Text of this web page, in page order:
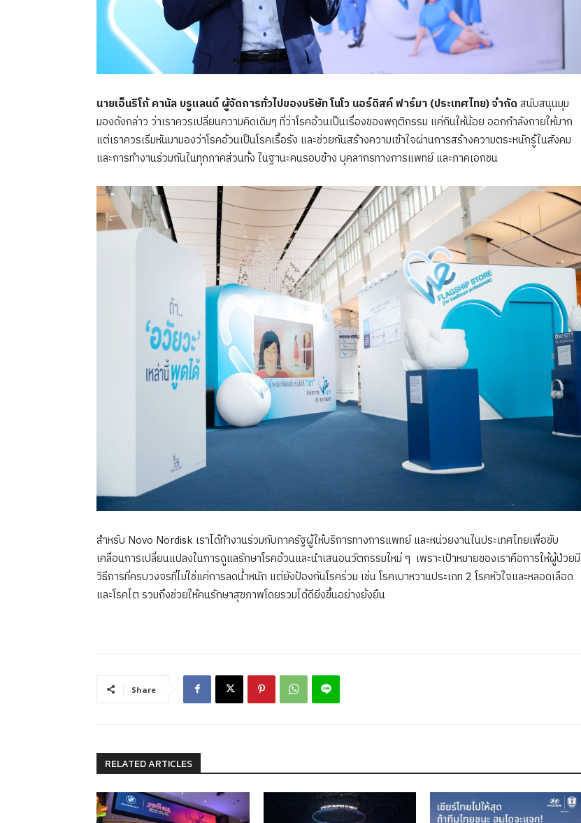
นายเอ็นริโก้ คานัล บรูแลนด์ ผู้จัดการทั่วไปของบริษัท โนโว นอร์ดิสค์ ฟาร์มา (ประเทศไทย) จำกัด สนับสนุนมุม
มองดังกล่าว ว่าเราควรเปลี่ยนความคิดเดิมๆ ที่ว่าโรคอ้วนเป็นเรื่องของพฤติกรรม แค่กินให้น้อย ออกกำลังกายให้มาก
แต่เราควรเริ่มหันมามองว่าโรคอ้วนเป็นโรคเรื้อรัง และช่วยกันสร้างความเข้าใจผ่านการสร้างความตระหนักรู้ในสังคม
และการทำงานร่วมกันในทุกภาคส่วนทั้ง ในฐานะคนรอบข้าง บุคลากรทางการแพทย์ และภาคเอกชน
สำหรับ Novo Nordisk เราได้ทำงานร่วมกับภาครัฐผู้ให้บริการทางการแพทย์ และหน่วยงานในประเทศไทยเพื่อขับ
เคลื่อนการเปลี่ยนแปลงในการดูแลรักษาโรคอ้วนและนำเสนอนวัตกรรมใหม่ ๆ เพราะเป้าหมายของเราคือการให้ผู้ป่วยมี
วิธีการที่ครบวงจรที่ไม่ใช่แค่การลดน้ำหนัก แต่ยังป้องกันโรคร่วม เช่น โรคเบาหวานประเภท 2 โรคหัวใจและหลอดเลือด
และโรคไต รวมถึงช่วยให้คนรักษาสุขภาพโดยรวมได้ดียิ่งขึ้นอย่างยั่งยืน
Share
RELATED ARTICLES